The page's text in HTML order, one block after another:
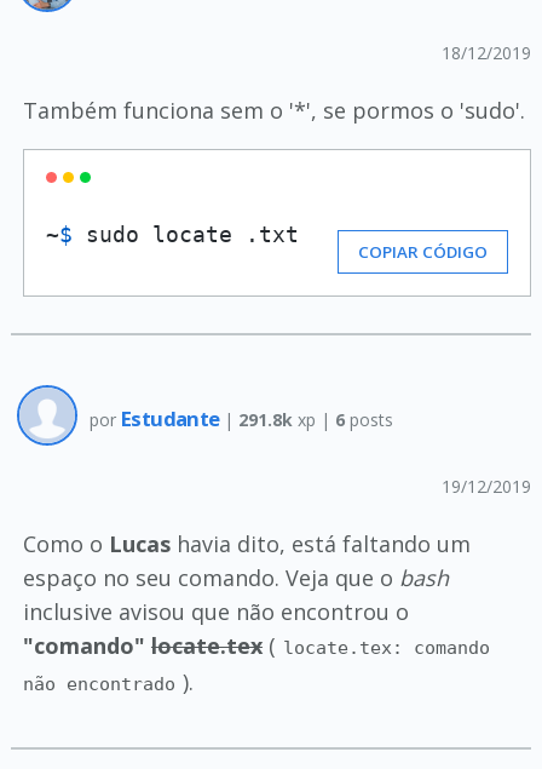
18/12/2019
Também funciona sem o '*', se pormos o 'sudo'.
~$ sudo locate .txt
COPIAR CÓDIGO
por Estudante | 291.8k xp | 6posts
19/12/2019
Como o Lucashavia dito, está faltando um
espaço no seu comando. Veja que o bash
inclusive avisou que não encontrou o
"comando" locate.tex( locate.tex: comando
não encontrado ).